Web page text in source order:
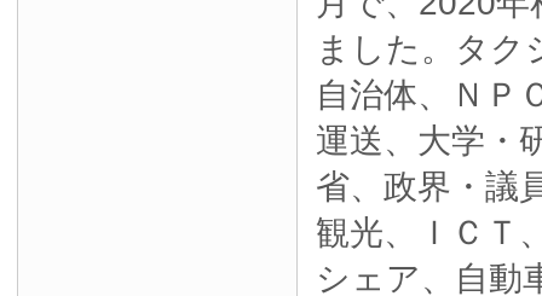
ました。タク
自治体、ＮＰ
運送、大学・
省、政界・議
観光、ＩＣＴ
シェア、自動